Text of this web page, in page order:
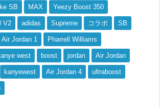
SB MAX Yeezy Boost 350
V2 adidas Supreme コラボ SB
Air Jordan 1 Pharrell Williams
west boost jordan Air Jordan
kanyewest Air Jordan 4 ultraboost